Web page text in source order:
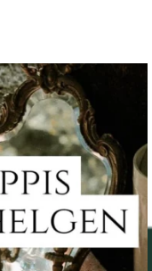
loppis!
anda;...
6